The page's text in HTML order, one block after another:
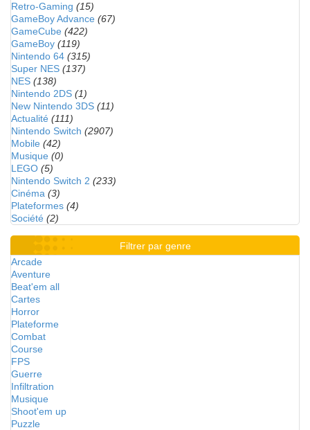
Retro-Gaming (15)
GameBoy Advance (67)
GameCube (422)
GameBoy (119)
Nintendo 64 (315)
Super NES (137)
NES (138)
Nintendo 2DS (1)
New Nintendo 3DS (11)
Actualité (111)
Nintendo Switch (2907)
Mobile (42)
Musique (0)
LEGO (5)
Nintendo Switch 2 (233)
Cinéma (3)
Plateformes (4)
Société (2)
Filtrer par genre
Arcade
Aventure
Beat'em all
Cartes
Horror
Plateforme
Combat
Course
FPS
Guerre
Infiltration
Musique
Shoot'em up
Puzzle